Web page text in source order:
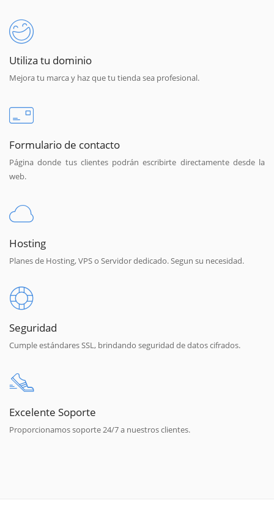
Utiliza tu dominio
Mejora tu marca y haz que tu tienda sea profesional.
Formulario de contacto
Página donde tus clientes podrán escribirte directamente desde la
web.
Hosting
Planes de Hosting, VPS o Servidor dedicado. Segun su necesidad.
Seguridad
Cumple estándares SSL, brindando seguridad de datos cifrados.
Excelente Soporte
Proporcionamos soporte 24/7 a nuestros clientes.